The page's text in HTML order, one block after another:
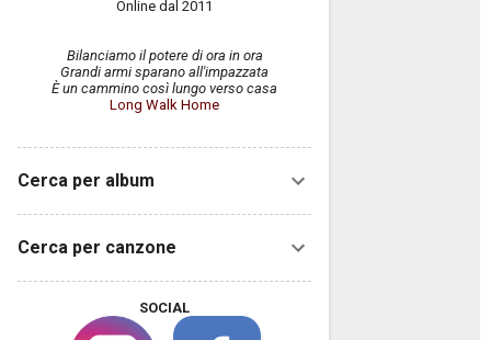
Online dal 2011
Bilanciamo il potere di ora in ora
Grandi armi sparano all'impazzata
È un cammino così lungo verso casa
Long Walk Home
Cerca per album
Cerca per canzone
SOCIAL